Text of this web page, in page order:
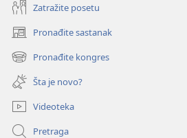
Zatražite posetu
Pronađite sastanak
(otvara
novi
prozor)
Pronađite kongres
(otvara
novi
prozor)
Šta je novo?
Videoteka
Pretraga